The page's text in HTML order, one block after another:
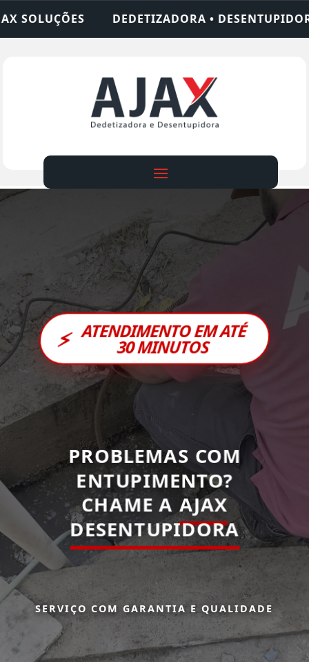
• DESENTUPIDORA • LIMPEZA DE FOSSA
⚡ ATENDIMENTO EM ATÉ
30 MINUTOS
PROBLEMAS COM
ENTUPIMENTO?
CHAME A AJAX
DESENTUPIDORA
SERVIÇO COM GARANTIA E QUALIDADE